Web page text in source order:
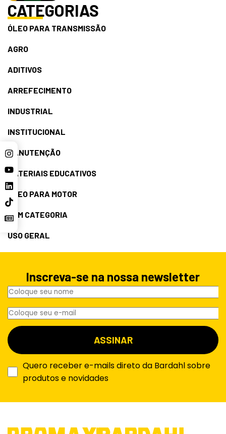
CATEGORIAS
ÓLEO PARA TRANSMISSÃO
AGRO
ADITIVOS
ARREFECIMENTO
INDUSTRIAL
INSTITUCIONAL
MANUTENÇÃO
MATERIAIS EDUCATIVOS
ÓLEO PARA MOTOR
SEM CATEGORIA
USO GERAL
Inscreva-se na nossa newsletter
Quero receber e-mails direto da Bardahl sobre
produtos e novidades